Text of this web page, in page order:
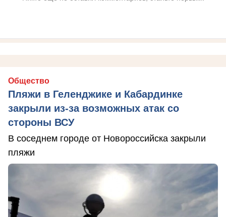
Общество
Пляжи в Геленджике и Кабардинке
закрыли из-за возможных атак со
стороны ВСУ
В соседнем городе от Новороссийска закрыли
пляжи